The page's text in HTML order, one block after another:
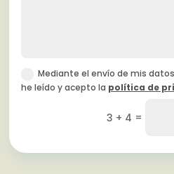
Mediante el envío de mis
he leído y acepto la política de
3 + 4 =